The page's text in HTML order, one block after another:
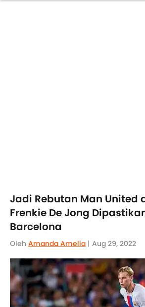
Jadi Rebutan Man United
Frenkie De Jong
Barcelona
Oleh Amanda Amelia | Aug 29, 2022